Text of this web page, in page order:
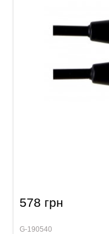
578 грн
G-190540